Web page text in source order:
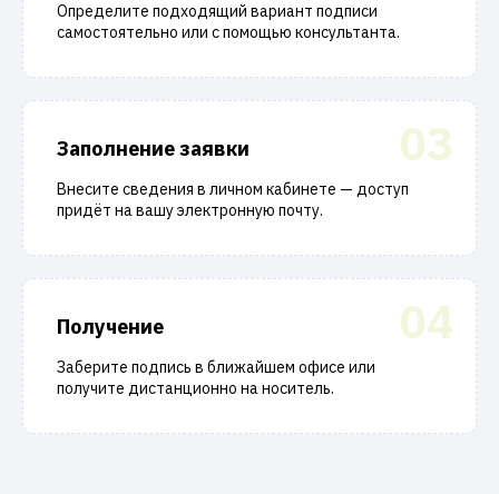
Определите подходящий вариант подписи
самостоятельно или с помощью консультанта.
03
Заполнение заявки
Внесите сведения в личном кабинете — доступ
придёт на вашу электронную почту.
04
Получение
Заберите подпись в ближайшем офисе или
получите дистанционно на носитель.